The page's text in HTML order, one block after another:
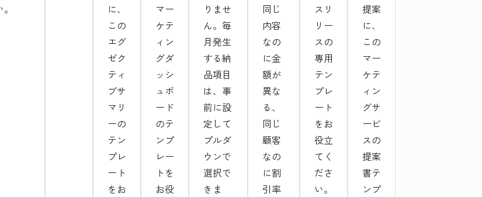
に、
この
エグ
ゼク
ティ
ブサ
マリ
ーの
テン
プレ
ート
をお
マー
ケテ
ィン
グダ
ッシ
ュボ
ード
のテ
ンプ
レー
トを
お役
りませ
ん。毎
月発生
する納
品項目
は、事
前に設
定して
プルダ
ウンで
選択で
きま
同じ
内容
なの
に金
額が
異な
る、
同じ
顧客
なの
に割
引率
スリ
リー
スの
専用
テン
プレ
ート
をお
役立
てく
ださ
い。
提案
に、
この
マー
ケテ
ィン
グサ
ービ
スの
提案
書テ
ンプ